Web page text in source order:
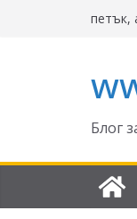
петък,
Блог